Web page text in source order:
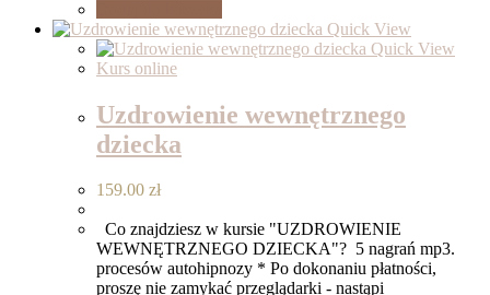
Quick View
Quick View
Kurs online
Uzdrowienie wewnętrznego
dziecka
159.00 zł
Co znajdziesz w kursie "UZDROWIENIE
WEWNĘTRZNEGO DZIECKA"? 5 nagrań mp3.
procesów autohipnozy * Po dokonaniu płatności,
proszę nie zamykać przeglądarki - nastąpi